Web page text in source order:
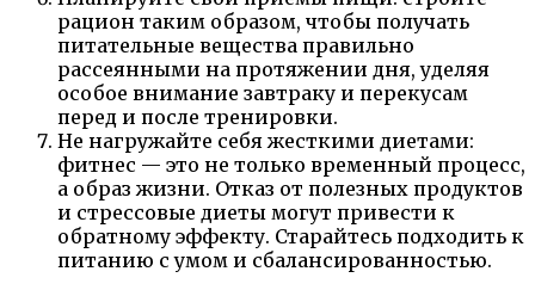
рацион таким образом, чтобы получать
питательные вещества правильно
рассеянными на протяжении дня, уделяя
особое внимание завтраку и перекусам
перед и после тренировки.
Не нагружайте себя жесткими диетами:
фитнес — это не только временный процесс,
а образ жизни. Отказ от полезных продуктов
и стрессовые диеты могут привести к
обратному эффекту. Старайтесь подходить к
питанию с умом и сбалансированностью.